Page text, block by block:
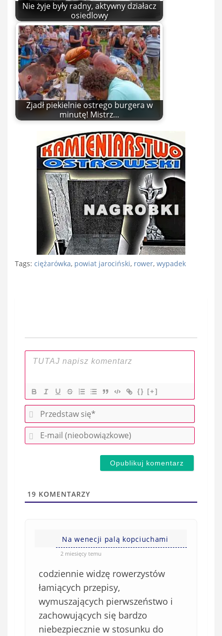
Nie żyje były radny, aktywny działacz
osiedlowy
Zjadł piekielnie ostrego burgera w
minutę! Mistrz…
Tags: ciężarówka, powiat jarociński, rower, wypadek
{} [+]
P
r
e
w
E
-
(
19 KOMENTARZY
Na wenecji palą kopciuchami
2 miesięcy temu
codziennie widzę rowerzystów
łamiących przepisy,
wymuszających pierwszeństwo i
zachowujących się bardzo
niebezpiecznie w stosunku do